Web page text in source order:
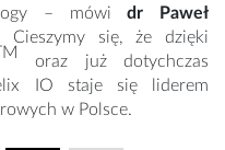
– mówidr Paweł
się, że dzięki
oraz już dotychczas
IO staje się liderem
w Polsce.